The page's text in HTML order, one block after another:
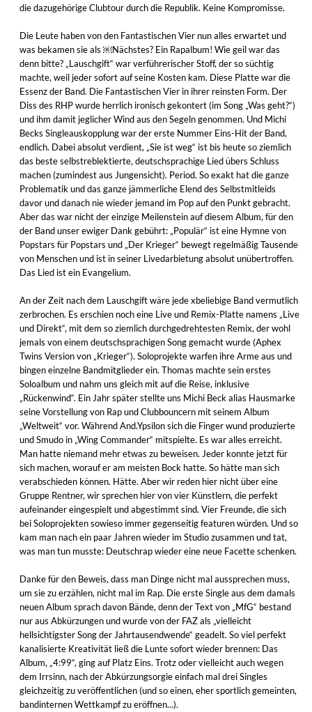
die dazugehörige Clubtour durch die Republik. Keine Kompromisse.
Die Leute haben von den Fantastischen Vier nun alles erwartet und
was bekamen sie als ￼Nächstes? Ein Rapalbum! Wie geil war das
denn bitte? „Lauschgift“ war verführerischer Stoff, der so süchtig
machte, weil jeder sofort auf seine Kosten kam. Diese Platte war die
Essenz der Band. Die Fantastischen Vier in ihrer reinsten Form. Der
Diss des RHP wurde herrlich ironisch gekontert (im Song „Was geht?“)
und ihm damit jeglicher Wind aus den Segeln genommen. Und Michi
Becks Singleauskopplung war der erste Nummer Eins-Hit der Band,
endlich. Dabei absolut verdient, „Sie ist weg“ ist bis heute so ziemlich
das beste selbstreblektierte, deutschsprachige Lied übers Schluss
machen (zumindest aus Jungensicht). Period. So exakt hat die ganze
Problematik und das ganze jämmerliche Elend des Selbstmitleids
davor und danach nie wieder jemand im Pop auf den Punkt gebracht.
Aber das war nicht der einzige Meilenstein auf diesem Album, für den
der Band unser ewiger Dank gebührt: „Populär“ ist eine Hymne von
Popstars für Popstars und „Der Krieger“ bewegt regelmäßig Tausende
von Menschen und ist in seiner Livedarbietung absolut unübertroffen.
Das Lied ist ein Evangelium.
An der Zeit nach dem Lauschgift wäre jede xbeliebige Band vermutlich
zerbrochen. Es erschien noch eine Live und Remix-Platte namens „Live
und Direkt“, mit dem so ziemlich durchgedrehtesten Remix, der wohl
jemals von einem deutschsprachigen Song gemacht wurde (Aphex
Twins Version von „Krieger“). Soloprojekte warfen ihre Arme aus und
bingen einzelne Bandmitglieder ein. Thomas machte sein erstes
Soloalbum und nahm uns gleich mit auf die Reise, inklusive
„Rückenwind“. Ein Jahr später stellte uns Michi Beck alias Hausmarke
seine Vorstellung von Rap und Clubbouncern mit seinem Album
„Weltweit“ vor. Während And.Ypsilon sich die Finger wund produzierte
und Smudo in „Wing Commander“ mitspielte. Es war alles erreicht.
Man hatte niemand mehr etwas zu beweisen. Jeder konnte jetzt für
sich machen, worauf er am meisten Bock hatte. So hätte man sich
verabschieden können. Hätte. Aber wir reden hier nicht über eine
Gruppe Rentner, wir sprechen hier von vier Künstlern, die perfekt
aufeinander eingespielt und abgestimmt sind. Vier Freunde, die sich
bei Soloprojekten sowieso immer gegenseitig featuren würden. Und so
kam man nach ein paar Jahren wieder im Studio zusammen und tat,
was man tun musste: Deutschrap wieder eine neue Facette schenken.
Danke für den Beweis, dass man Dinge nicht mal aussprechen muss,
um sie zu erzählen, nicht mal im Rap. Die erste Single aus dem damals
neuen Album sprach davon Bände, denn der Text von „MfG“ bestand
nur aus Abkürzungen und wurde von der FAZ als „vielleicht
hellsichtigster Song der Jahrtausendwende“ geadelt. So viel perfekt
kanalisierte Kreativität ließ die Lunte sofort wieder brennen: Das
Album, „4:99“, ging auf Platz Eins. Trotz oder vielleicht auch wegen
dem Irrsinn, nach der Abkürzungsorgie einfach mal drei Singles
gleichzeitig zu veröffentlichen (und so einen, eher sportlich gemeinten,
bandinternen Wettkampf zu eröffnen...).